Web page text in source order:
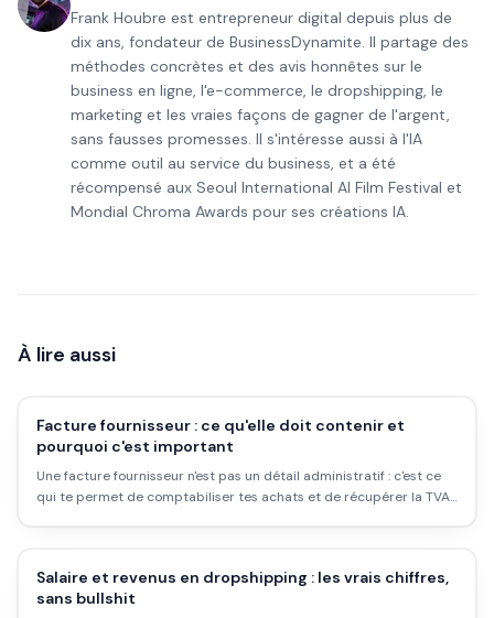
Frank Houbre est entrepreneur digital depuis plus de
dix ans, fondateur de BusinessDynamite. Il partage des
méthodes concrètes et des avis honnêtes sur le
business en ligne, l'e-commerce, le dropshipping, le
marketing et les vraies façons de gagner de l'argent,
sans fausses promesses. Il s'intéresse aussi à l'IA
comme outil au service du business, et a été
récompensé aux Seoul International AI Film Festival et
Mondial Chroma Awards pour ses créations IA.
À lire aussi
Facture fournisseur : ce qu'elle doit contenir et
pourquoi c'est important
Une facture fournisseur n'est pas un détail administratif : c'est ce
qui te permet de comptabiliser tes achats et de récupérer la TVA.
Salaire et revenus en dropshipping : les vrais chiffres,
sans bullshit